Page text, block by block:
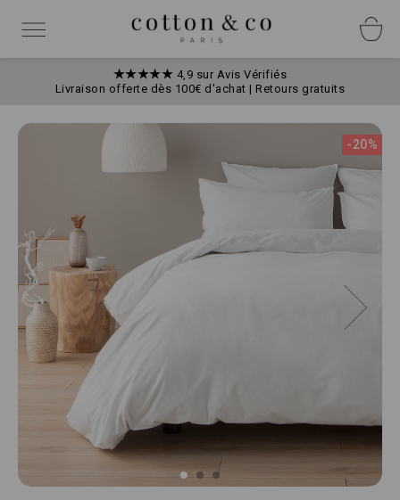
contenu
Basculer
★★★★★ 4,9 sur Avis Vérifiés
Livraison offerte dès 100€ d'achat | Retours gratuits
Skip
gallery
-20%